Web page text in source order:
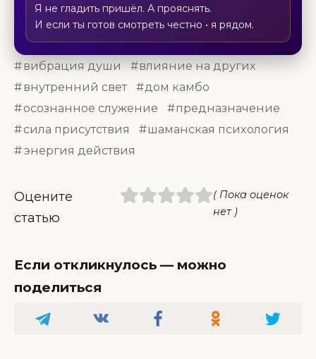
Я не гладить пришёл. А прояснять.
И если ты готов смотреть честно • я рядом.
вибрация души
влияние на других
внутренний свет
дом камбо
осознанное служение
предназначение
сила присутствия
шаманская психология
энергия действия
Оцените
статью
( Пока оценок
нет )
Если откликнулось — можно
поделиться